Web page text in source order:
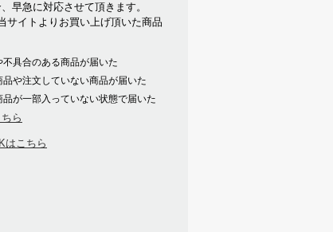
早急に対応させて頂きます。
サイトよりお買い上げ頂いた商品
不具合のある商品が届いた
品や注文していない商品が届いた
品が一部入っていない状態で届いた
ら
こちら